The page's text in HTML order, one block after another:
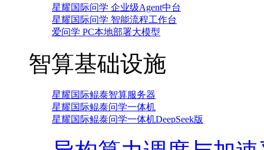
星耀国际问学 企业级Agent中台
星耀国际问学 智能流程工作台
爱问学 PC本地部署大模型
智算基础设施
星耀国际鲲泰智算服务器
星耀国际鲲泰问学一体机
星耀国际鲲泰问学一体机DeepSeek版